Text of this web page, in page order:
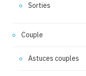
Sorties
Couple
Astuces couples